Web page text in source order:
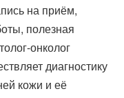
на приём,
полезная
онколог
диагностику
кожи и её